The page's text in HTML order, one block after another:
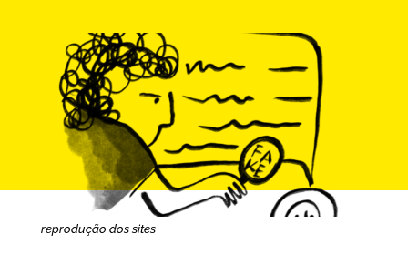
reprodução dos sites